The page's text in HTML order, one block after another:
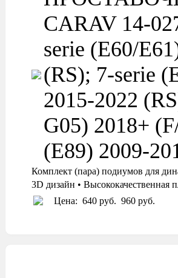
CARAV 14-
serie (E60/
(RS); 7-serie
2015-2022
G05) 2018+
(E89) 2009-
Комплект (пара) подиумов для
3D дизайн • Высококачественная
Цена: 640 руб. 960 руб.